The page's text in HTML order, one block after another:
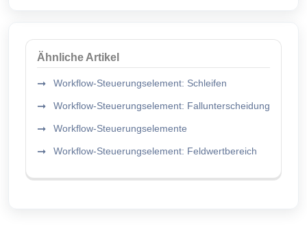
Ähnliche Artikel
Workflow-Steuerungselement: Schleifen
Workflow-Steuerungselement: Fallunterscheidung
Workflow-Steuerungselemente
Workflow-Steuerungselement: Feldwertbereich